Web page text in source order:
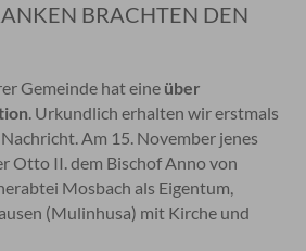
BRACHTEN DEN
Gemeinde hat eine über
. Urkundlich erhalten wir erstmals
Am 15. November jenes
Otto II. dem Bischof Anno von
Mosbach als Eigentum,
(Mulinhusa) mit Kirche und